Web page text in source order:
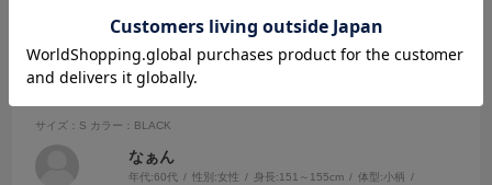
2026.6.3
サラサラな生地
サイズ：S カラー：BLACK
なぁん
年代:60代 性別:女性 身長:151～155cm 体型:小柄